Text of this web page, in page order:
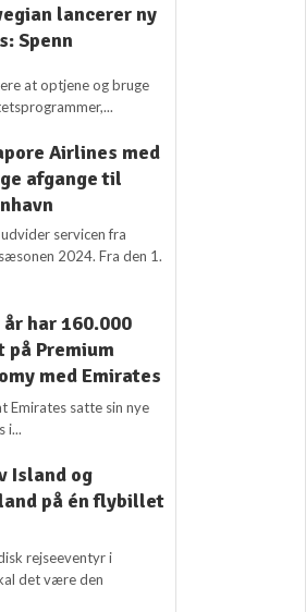
lancerer ny
Spenn
at optjene og bruge
Airlines med
afgange til
servicen fra
2024. Fra den 1.
år har 160.000
Premium
med Emirates
Emirates satte sin nye
i...
Island og
på én flybillet
rejseeventyr i
det være den